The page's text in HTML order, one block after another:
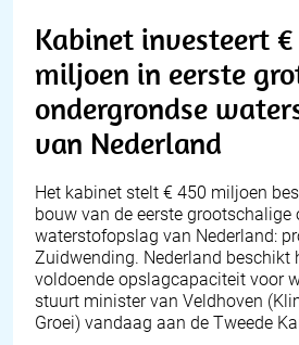
Kabinet investeert
miljoen in eerste
ondergrondse
van Nederland
Het kabinet stelt € 450 miljoen
bouw van de eerste grootschalige
waterstofopslag van Nederland:
Zuidwending. Nederland beschikt
voldoende opslagcapaciteit voor
stuurt minister van Veldhoven
Groei) vandaag aan de Tweede